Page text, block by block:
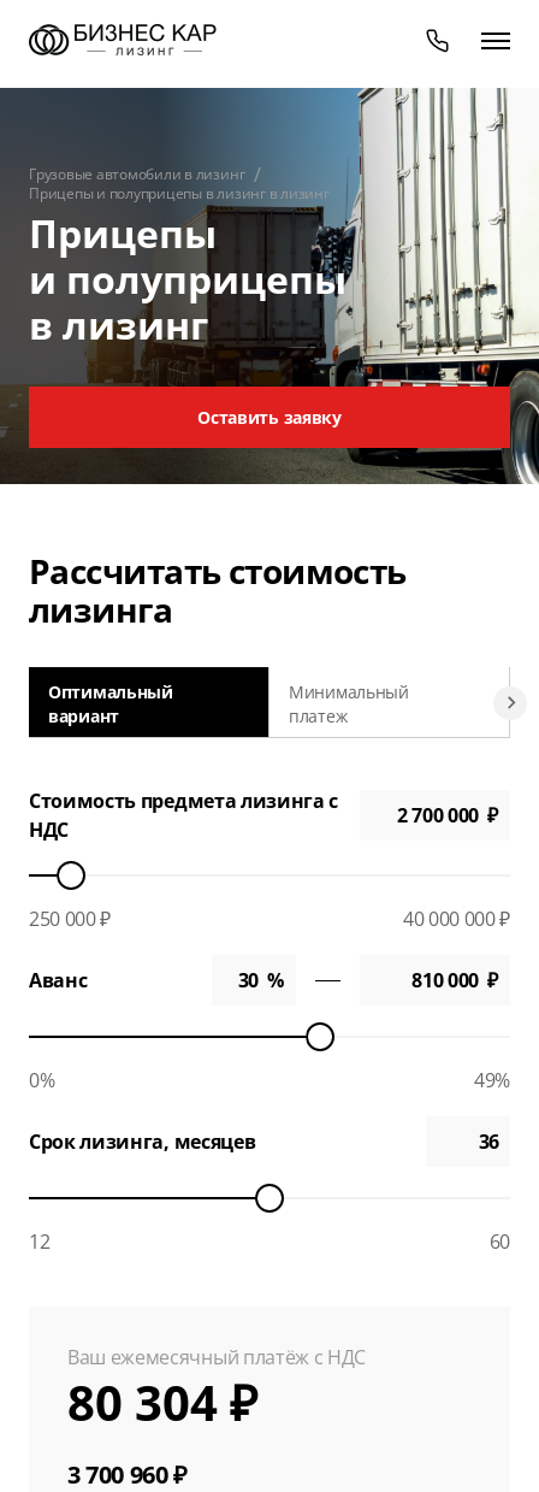
Грузовые автомобили в лизинг
Прицепы и полуприцепы в лизинг в лизинг
Прицепы
и полуприцепы
в лизинг
Оставить заявку
Рассчитать стоимость
лизинга
Оптимальный
вариант
Минимальный
платеж
Стоимость предмета лизинга с
НДС
250 000 ₽ 40 000 000 ₽
Аванс
0% 49%
Срок лизинга, месяцев
12 60
Ваш ежемесячный платёж с НДС
80 304 ₽
3 700 960 ₽